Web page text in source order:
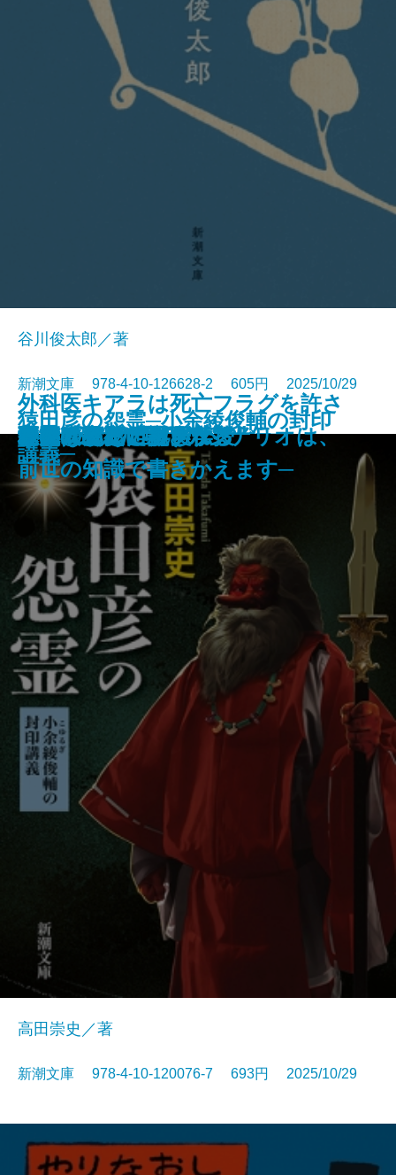
探偵はパリへ還る
恐るべきこどもたち
美しい探偵に必要な殺人
僕の青春をクイズに捧ぐ
殺意はないけど
銀将の奇跡─覇王の譜2─
雨上がりのビーフシチュー
あかあかや月─明恵上人伝─
ひむろ飛脚
虚空へ
谷川俊太郎／著
新潮文庫 978-4-10-126628-2 605円 2025/10/29
猿田彦の怨霊─小余綾俊輔の封印
講義─
高田崇史／著
新潮文庫 978-4-10-120076-7 693円 2025/10/29
やりなおし世界文学
母の味、だいたい伝授
巨匠とマルガリータ
秘儀〔上〕
秘儀〔下〕
巫女は月夜に殺される
外科医キアラは死亡フラグを許さ
ない─死人だらけのシナリオは、
前世の知識で書きかえます─
木挽町のあだ討ち
野火の夜